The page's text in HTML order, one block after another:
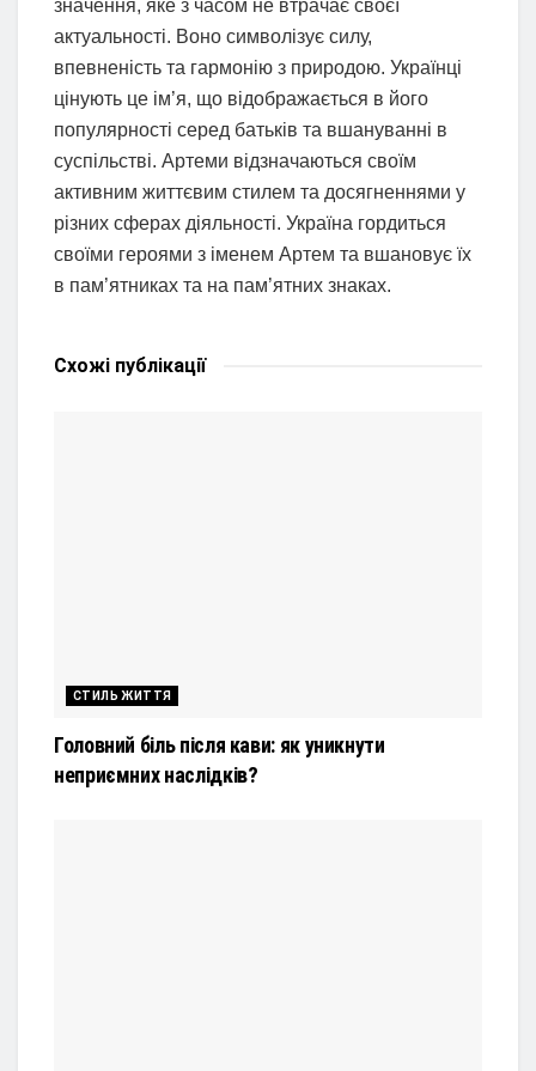
значення, яке з часом не втрачає своєї
актуальності. Воно символізує силу,
впевненість та гармонію з природою. Українці
цінують це ім’я, що відображається в його
популярності серед батьків та вшануванні в
суспільстві. Артеми відзначаються своїм
активним життєвим стилем та досягненнями у
різних сферах діяльності. Україна гордиться
своїми героями з іменем Артем та вшановує їх
в пам’ятниках та на пам’ятних знаках.
Схожі публікації
СТИЛЬ ЖИТТЯ
Головний біль після кави: як уникнути
неприємних наслідків?